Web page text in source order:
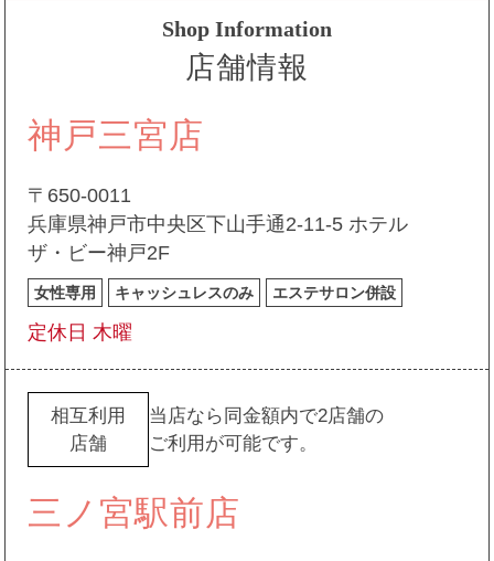
Shop Information
店舗情報
神戸三宮店
〒650-0011
兵庫県神戸市中央区下山手通2-11-5 ホテル
ザ・ビー神戸2F
女性専用 キャッシュレスのみ エステサロン併設
定休日 木曜
相互利用
店舗
当店なら同金額内で2店舗の
ご利用が可能です。
三ノ宮駅前店